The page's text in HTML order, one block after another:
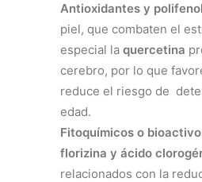
Antioxidantes y
piel, que combaten el
especial la quercetina
cerebro, por lo que
reduce el riesgo de
edad.
Fitoquímicos o
florizina y ácido
relacionados con la